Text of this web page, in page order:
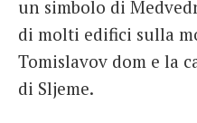
un simbolo di
di molti edifici sulla
Tomislavov dom e la
di Sljeme.